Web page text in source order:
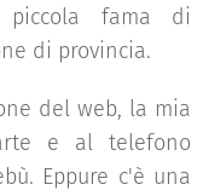
fama di
di provincia.
del web, la mia
e al telefono
Eppure c'è una